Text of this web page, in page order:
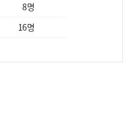
8명
16명